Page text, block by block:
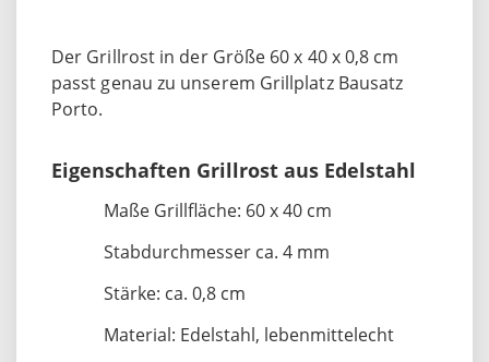
Der Grillrost in der Größe 60 x 40 x 0,8 cm
passt genau zu unserem Grillplatz Bausatz
Porto.
Eigenschaften Grillrost aus Edelstahl
Maße Grillfläche: 60 x 40 cm
Stabdurchmesser ca. 4 mm
Stärke: ca. 0,8 cm
Material: Edelstahl, lebenmittelecht